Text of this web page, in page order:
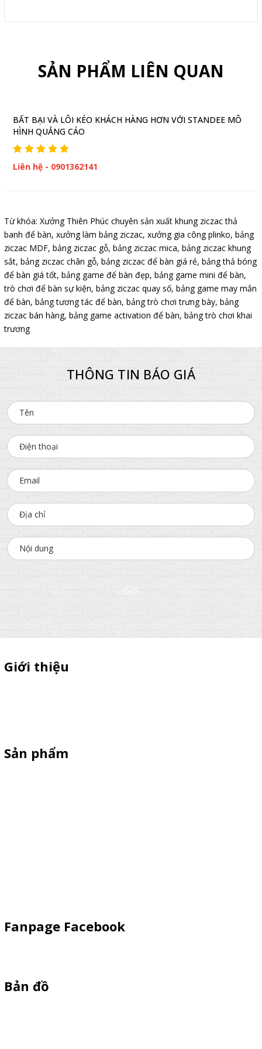
SẢN PHẨM LIÊN QUAN
BẤT BẠI VÀ LÔI KÉO KHÁCH HÀNG HƠN VỚI STANDEE MÔ
HÌNH QUẢNG CÁO
Liên hệ - 0901362141
Từ khóa: Xưởng Thiên Phúc chuyên sản xuất khung ziczac thả
banh để bàn, xưởng làm bảng ziczac, xưởng gia công plinko, bảng
ziczac MDF, bảng ziczac gỗ, bảng ziczac mica, bảng ziczac khung
sắt, bảng ziczac chân gỗ, bảng ziczac để bàn giá rẻ, bảng thả bóng
để bàn giá tốt, bảng game để bàn đẹp, bảng game mini để bàn,
trò chơi để bàn sự kiện, bảng ziczac quay số, bảng game may mắn
để bàn, bảng tương tác để bàn, bảng trò chơi trưng bày, bảng
ziczac bán hàng, bảng game activation để bàn, bảng trò chơi khai
trương
THÔNG TIN BÁO GIÁ
Gửi
Giới thiệu
Sản phẩm
Fanpage Facebook
Bản đồ